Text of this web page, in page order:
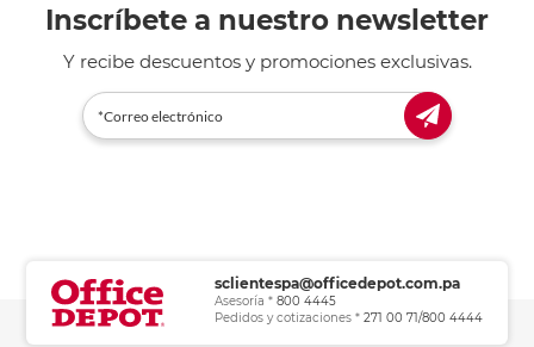
Inscríbete a nuestro newsletter
Y recibe descuentos y promociones exclusivas.
sclientespa@officedepot.com.pa
Asesoría * 800 4445
Pedidos y cotizaciones * 271 00 71/800 4444